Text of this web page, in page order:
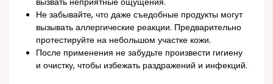
Не забывайте, что даже съедобные продукты могут
вызывать аллергические реакции. Предварительно
протестируйте на небольшом участке кожи.
После применения не забудьте произвести гигиену
и очистку, чтобы избежать раздражений и инфекций.